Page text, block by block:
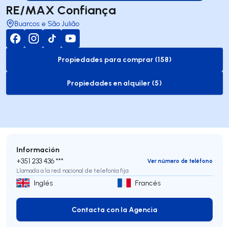
RE/MAX Confiança
Buarcos e São Julião
to-buy-listing
Propiedades para comprar (158)
to-rent-listing
Propiedades en alquiler (5)
Información
+351 233 436 ***
Ver número de teléfono
Llamada a la red nacional de telefonía fija
Inglés Francés
Contacta con la Agencia
Contacta con la Agencia